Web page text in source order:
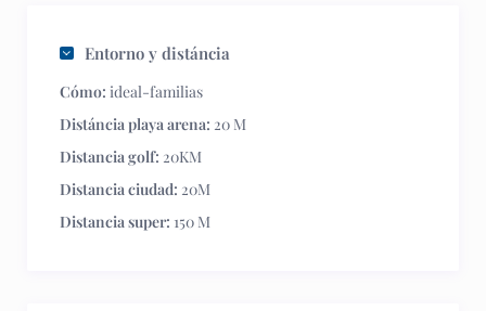
Entorno y distáncia
Cómo: ideal-familias
Distáncia playa arena: 20 M
Distancia golf: 20KM
Distancia ciudad: 20M
Distancia super: 150 M